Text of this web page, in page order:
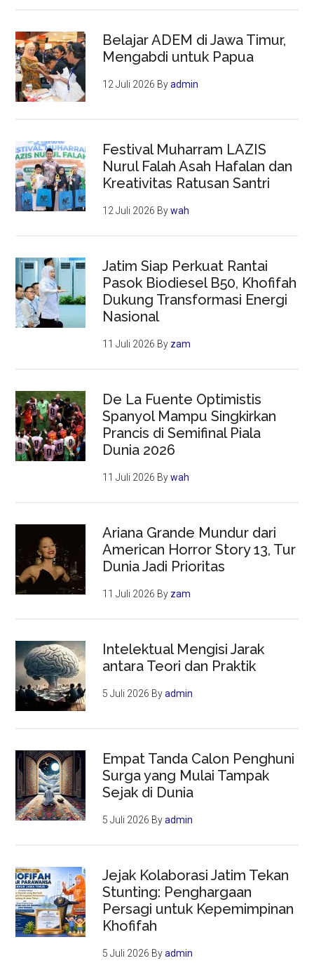
Belajar ADEM di Jawa Timur,
Mengabdi untuk Papua
12 Juli 2026 Byadmin
Festival Muharram LAZIS
Nurul Falah Asah Hafalan dan
Kreativitas Ratusan Santri
12 Juli 2026 Bywah
Jatim Siap Perkuat Rantai
Pasok Biodiesel B50, Khofifah
Dukung Transformasi Energi
Nasional
11 Juli 2026 By zam
De La Fuente Optimistis
Spanyol Mampu Singkirkan
Prancis di Semifinal Piala
Dunia 2026
11 Juli 2026 Bywah
Ariana Grande Mundur dari
American Horror Story 13, Tur
Dunia Jadi Prioritas
11 Juli 2026 By zam
Intelektual Mengisi Jarak
antara Teori dan Praktik
5 Juli 2026 Byadmin
Empat Tanda Calon Penghuni
Surga yang Mulai Tampak
Sejak di Dunia
5 Juli 2026 Byadmin
Jejak Kolaborasi Jatim Tekan
Stunting: Penghargaan
Persagi untuk Kepemimpinan
Khofifah
5 Juli 2026 Byadmin